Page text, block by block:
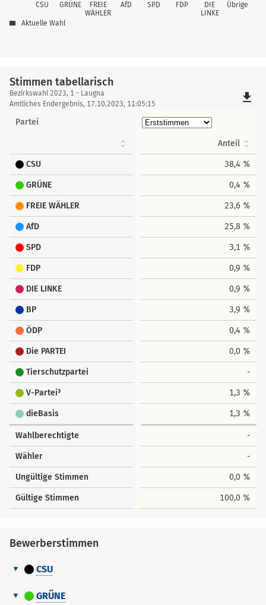
CSU GRÜNE
FREIE
WÄHLER
AfD SPD FDP
DIE
LINKE
Übrige
Aktuelle Wahl
Stimmen tabellarisch
Stimmen
tabellarisch
Bezirkswahl 2023, 1 - Laugna
Amtliches Endergebnis, 17.10.2023, 11:05:15
file_download
Partei
Anteil
CSU 38,4 %
GRÜNE 0,4 %
FREIE WÄHLER 23,6 %
AfD 25,8 %
SPD 3,1 %
FDP 0,9 %
DIE LINKE 0,9 %
BP 3,9 %
ÖDP 0,4 %
Die PARTEI 0,0 %
Tierschutzpartei -
V-Partei³ 1,3 %
dieBasis 1,3 %
Wahlberechtigte -
Wähler -
Ungültige Stimmen 0,0 %
Gültige Stimmen 100,0 %
Bewerberstimmen
CSU
Name
Vorname
GRÜNE